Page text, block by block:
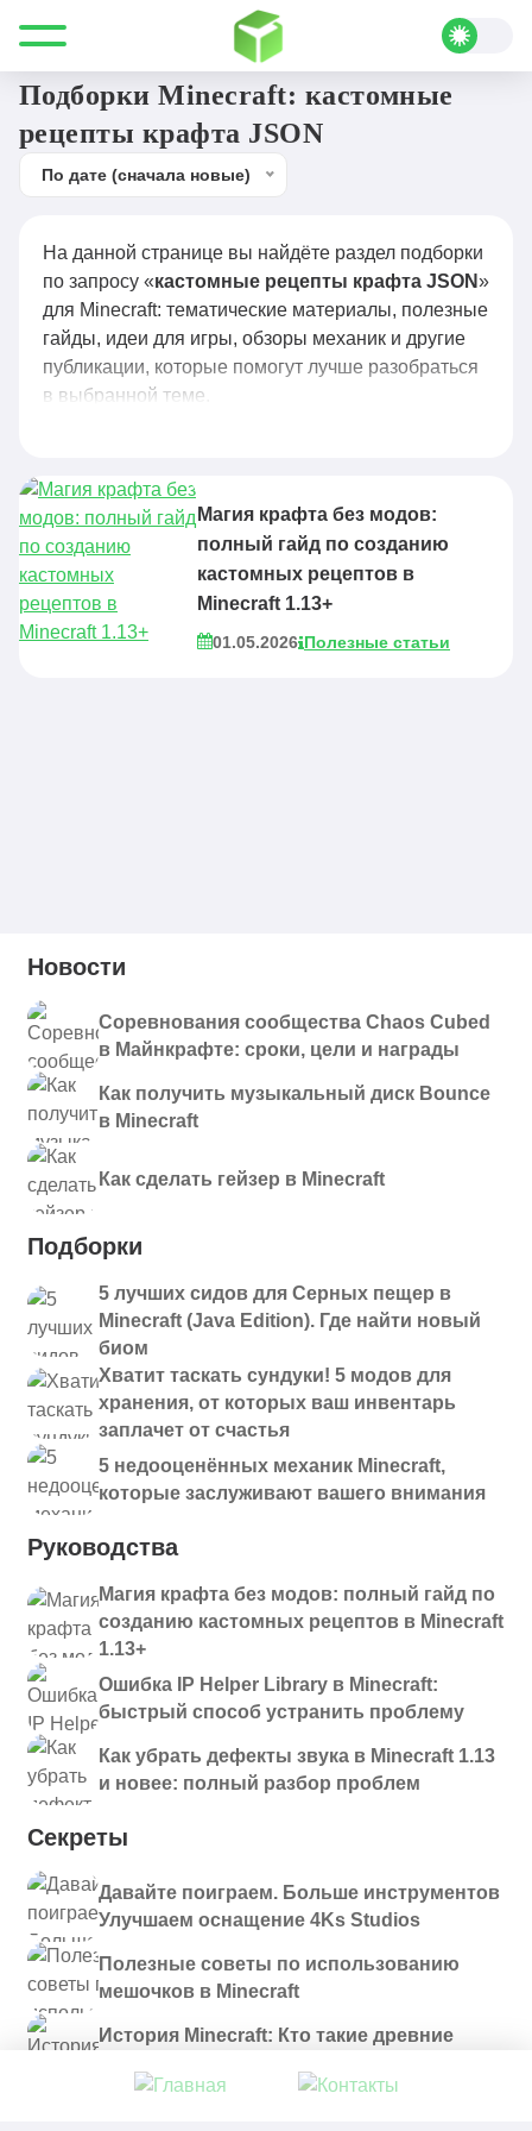
Все для Minecraft кастомные рецепты крафта JSON
Подборки Minecraft: кастомные
рецепты крафта JSON
По дате (сначала новые)
На данной странице вы найдёте раздел подборки
по запросу «кастомные рецепты крафта JSON»
для Minecraft: тематические материалы, полезные
гайды, идеи для игры, обзоры механик и другие
публикации, которые помогут лучше разобраться
в выбранной теме.
Магия крафта без модов:
полный гайд по созданию
кастомных рецептов в
Minecraft 1.13+
01.05.2026 Полезные статьи
Новости
Соревнования сообщества Chaos Cubed
в Майнкрафте: сроки, цели и награды
Как получить музыкальный диск Bounce
в Minecraft
Как сделать гейзер в Minecraft
Подборки
5 лучших сидов для Серных пещер в
Minecraft (Java Edition). Где найти новый
биом
Хватит таскать сундуки! 5 модов для
хранения, от которых ваш инвентарь
заплачет от счастья
5 недооценённых механик Minecraft,
которые заслуживают вашего внимания
Руководства
Магия крафта без модов: полный гайд по
созданию кастомных рецептов в Minecraft
1.13+
Ошибка IP Helper Library в Minecraft:
быстрый способ устранить проблему
Как убрать дефекты звука в Minecraft 1.13
и новее: полный разбор проблем
Секреты
Давайте поиграем. Больше инструментов
Улучшаем оснащение 4Ks Studios
Полезные советы по использованию
мешочков в Minecraft
История Minecraft: Кто такие древние